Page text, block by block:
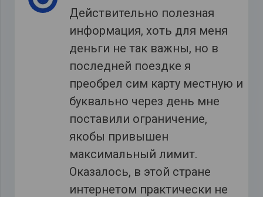
Действительно полезная
информация, хоть для меня
деньги не так важны, но в
последней поездке я
преобрел сим карту местную и
буквально через день мне
поставили ограничение,
якобы привышен
максимальный лимит.
Оказалось, в этой стране
интернетом практически не